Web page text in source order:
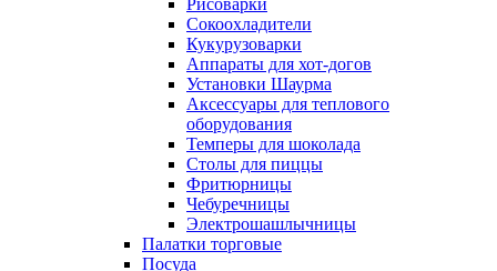
Рисоварки
Сокоохладители
Кукурузоварки
Аппараты для хот-догов
Установки Шаурма
Аксессуары для теплового
оборудования
Темперы для шоколада
Столы для пиццы
Фритюрницы
Чебуречницы
Электрошашлычницы
Палатки торговые
Посуда